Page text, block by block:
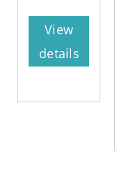
View
details